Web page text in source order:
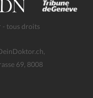
- tous droits
69, 8008